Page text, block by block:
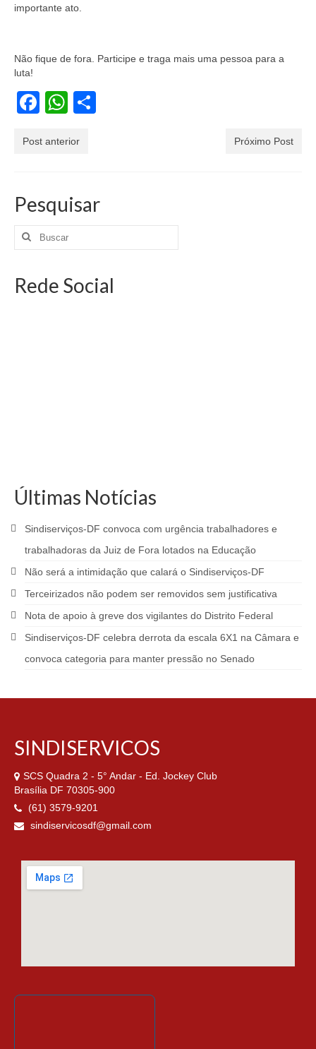
importante ato.
Não fique de fora. Participe e traga mais uma pessoa para a
luta!
Facebook
WhatsApp
Post anterior Próximo Post
Pesquisar
Rede Social
Últimas Notícias
Sindiserviços-DF convoca com urgência trabalhadores e
trabalhadoras da Juiz de Fora lotados na Educação
Não será a intimidação que calará o Sindiserviços-DF
Terceirizados não podem ser removidos sem justificativa
Nota de apoio à greve dos vigilantes do Distrito Federal
Sindiserviços-DF celebra derrota da escala 6X1 na Câmara e
convoca categoria para manter pressão no Senado
SINDISERVICOS
SCS Quadra 2 - 5° Andar - Ed. Jockey Club
Brasília DF 70305-900
(61) 3579-9201
sindiservicosdf@gmail.com